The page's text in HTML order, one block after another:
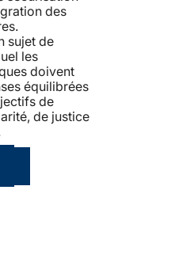
des
sujet de
les
doivent
équilibrées
de
de justice